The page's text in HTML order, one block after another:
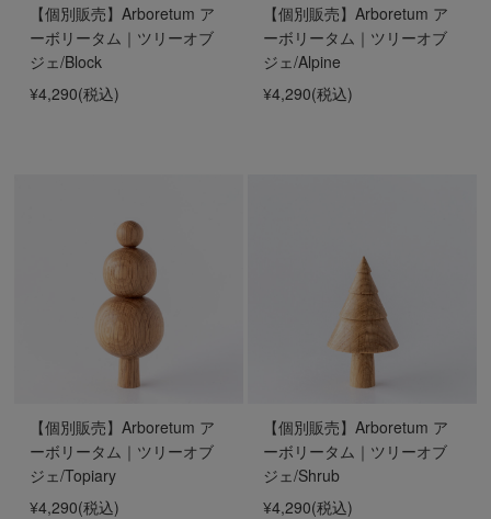
【個別販売】Arboretum ア
ーボリータム｜ツリーオブ
ジェ/Block
¥4,290(税込)
【個別販売】Arboretum ア
ーボリータム｜ツリーオブ
ジェ/Alpine
¥4,290(税込)
【個別販売】Arboretum ア
ーボリータム｜ツリーオブ
ジェ/Topiary
¥4,290(税込)
【個別販売】Arboretum ア
ーボリータム｜ツリーオブ
ジェ/Shrub
¥4,290(税込)